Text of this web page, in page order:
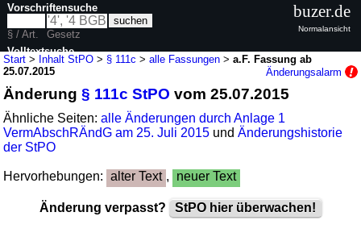
Start > Inhalt StPO > § 111c >alle Fassungen >a.F. Fassung ab
25.07.2015
Änderungsalarm
Änderung§ 111c StPO vom 25.07.2015
Ähnliche Seiten:alle Änderungen durch Anlage 1
VermAbschRÄndG am 25. Juli 2015 undÄnderungshistorie
der StPO
Hervorhebungen: alter Text , neuer Text
Änderung verpasst? StPO hier überwachen!
Vorschriftensuche
§ / Art.
Gesetz
Volltextsuche
buzer.de
Normalansicht